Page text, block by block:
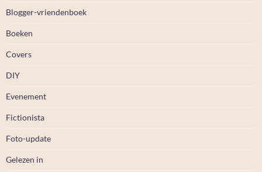
Blogger-vriendenboek
Boeken
Covers
DIY
Evenement
Fictionista
Foto-update
Gelezen in